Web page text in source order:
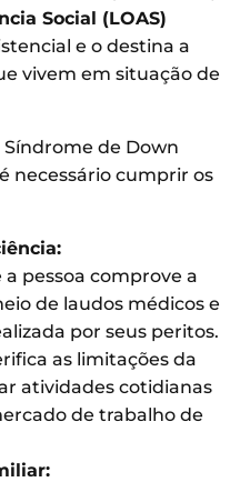
Social (LOAS)
e o destina a
vivem em situação de
de Down
necessário cumprir os
a pessoa comprove a
de laudos médicos e
por seus peritos.
as limitações da
atividades cotidianas
de trabalho de